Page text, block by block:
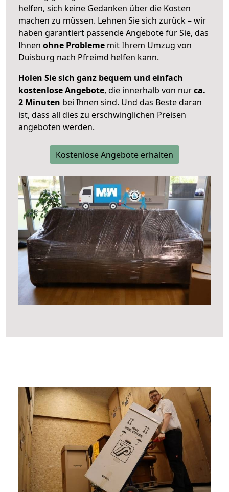
helfen, sich keine Gedanken über die Kosten
machen zu müssen. Lehnen Sie sich zurück – wir
haben garantiert passende Angebote für Sie, das
Ihnen ohne Probleme mit Ihrem Umzug von
Duisburg nach Pfreimd helfen kann.
Holen Sie sich ganz bequem und einfach
kostenlose Angebote, die innerhalb von nurca.
2 Minuten bei Ihnen sind. Und das Beste daran
ist, dass all dies zu erschwinglichen Preisen
angeboten werden.
Kostenlose Angebote erhalten